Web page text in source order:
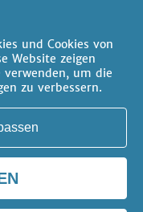
Cookie-Einstellungen
gilb
und Cookies von
Website zeigen
verwenden, um die
zu verbessern.